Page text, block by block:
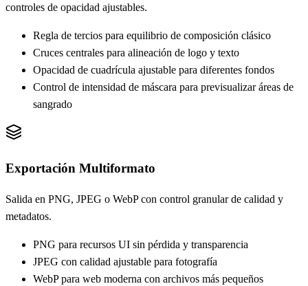
controles de opacidad ajustables.
Regla de tercios para equilibrio de composición clásico
Cruces centrales para alineación de logo y texto
Opacidad de cuadrícula ajustable para diferentes fondos
Control de intensidad de máscara para previsualizar áreas de
sangrado
Exportación Multiformato
Salida en PNG, JPEG o WebP con control granular de calidad y
metadatos.
PNG para recursos UI sin pérdida y transparencia
JPEG con calidad ajustable para fotografía
WebP para web moderna con archivos más pequeños